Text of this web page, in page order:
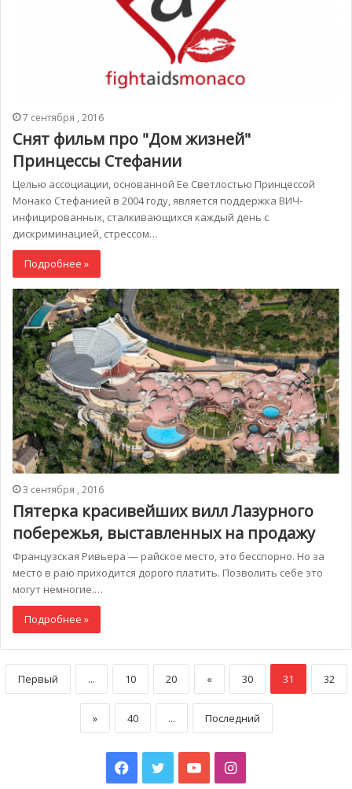
7 сентября , 2016
Снят фильм про "Дом жизней"
Принцессы Стефании
Целью ассоциации, основанной Ее Светлостью Принцессой
Монако Стефанией в 2004 году, является поддержка ВИЧ-
инфицированных, сталкивающихся каждый день с
дискриминацией, стрессом…
Подробнее »
3 сентября , 2016
Пятерка красивейших вилл Лазурного
побережья, выставленных на продажу
Французская Ривьера — райское место, это бесспорно. Но за
место в раю приходится дорого платить. Позволить себе это
могут немногие.…
Подробнее »
Первый ... 10 20 « 30 31 32
» 40 ... Последний
Facebook
TwitterYouTubeInstagram